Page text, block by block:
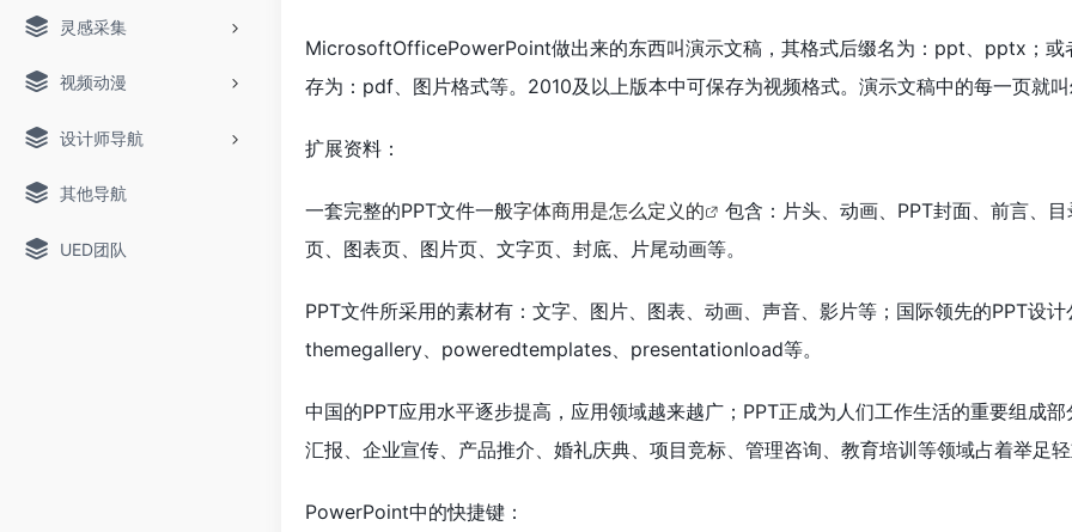
灵感采集
视频动漫
设计师导航
其他导航
UED团队
MicrosoftOfficePowerPoint做出来的东西叫演示文稿，其格式后缀名为：ppt、pptx；或
存为：pdf、图片格式等。2010及以上版本中可保存为视频格式。演示文稿中的每一页就
扩展资料：
一套完整的PPT文件一般字体商用是怎么定义的
包含：片头、动画、PPT封面、前言、
页、图表页、图片页、文字页、封底、片尾动画等。
PPT文件所采用的素材有：文字、图片、图表、动画、声音、影片等；国际领先的PPT设计
themegallery、poweredtemplates、presentationload等。
中国的PPT应用水平逐步提高，应用领域越来越广；PPT正成为人们工作生活的重要组成
汇报、企业宣传、产品推介、婚礼庆典、项目竞标、管理咨询、教育培训等领域占着举足
PowerPoint中的快捷键：